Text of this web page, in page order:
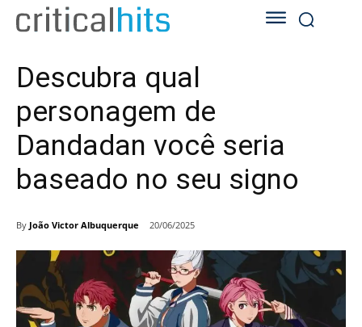
Descubra qual
personagem de
Dandadan você seria
baseado no seu signo
By João Victor Albuquerque 20/06/2025